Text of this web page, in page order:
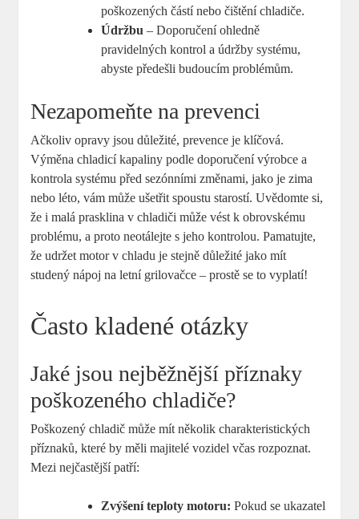
poškozených částí nebo čištění chladiče.
Údržbu – Doporučení ohledně
pravidelných kontrol a údržby systému,
abyste předešli budoucím problémům.
Nezapomeňte na prevenci
Ačkoliv opravy jsou důležité, prevence je klíčová.
Výměna chladicí kapaliny podle doporučení výrobce a
kontrola systému před sezónními změnami, jako je zima
nebo léto, vám může ušetřit spoustu starostí. Uvědomte si,
že i malá prasklina v chladiči může vést k obrovskému
problému, a proto neotálejte s jeho kontrolou. Pamatujte,
že udržet motor v chladu je stejně důležité jako mít
studený nápoj na letní grilovačce – prostě se to vyplatí!
Často kladené otázky
Jaké jsou nejběžnější příznaky
poškozeného chladiče?
Poškozený chladič může mít několik charakteristických
příznaků, které by měli majitelé vozidel včas rozpoznat.
Mezi nejčastější patří:
Zvýšení teploty motoru: Pokud se ukazatel